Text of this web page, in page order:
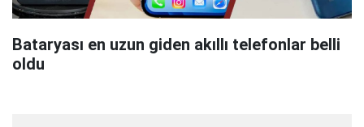
Bataryası en uzun giden akıllı telefonlar belli
oldu